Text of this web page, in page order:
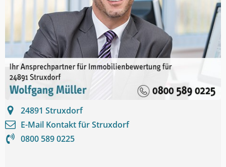
24891 Struxdorf
E-Mail Kontakt fürStruxdorf
0800 589 0225